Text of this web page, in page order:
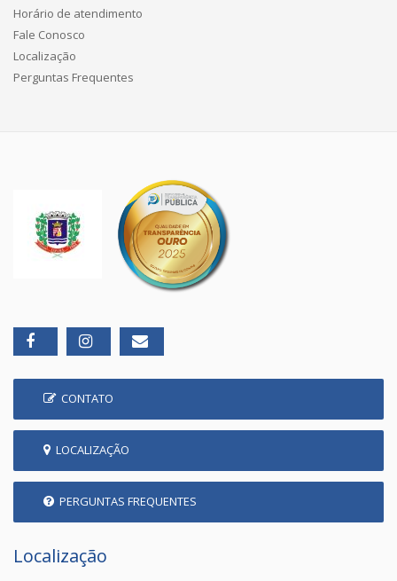
Horário de atendimento
Fale Conosco
Localização
Perguntas Frequentes
CONTATO
LOCALIZAÇÃO
PERGUNTAS FREQUENTES
Localização